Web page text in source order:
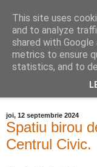
Distinct
Adrian Cocis 0742
joi, 12 septembrie 2024
Spatiu birou
Centrul Civic.
This site uses
and to analyze
shared with
metrics to ensure
statistics, and to